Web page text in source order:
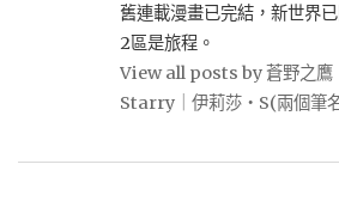
舊連載漫畫已完結，新世界
2區是旅程。
View all posts by 蒼野之
Starry｜伊莉莎・S(兩個筆